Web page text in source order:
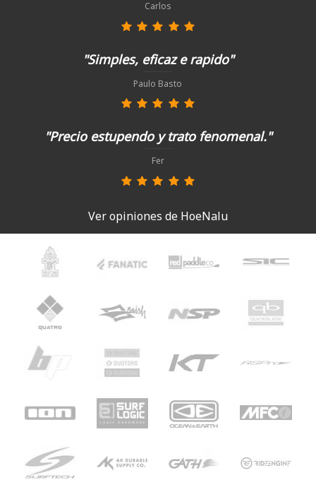
Carlos
"Simples, eficaz e rapido"
Paulo Basto
"Precio estupendo y trato fenomenal."
Fer
Ver opiniones de HoeNalu